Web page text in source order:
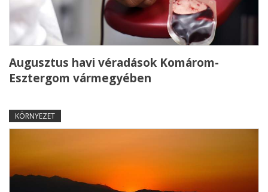
Augusztus havi véradások Komárom-
Esztergom vármegyében
KÖRNYEZET